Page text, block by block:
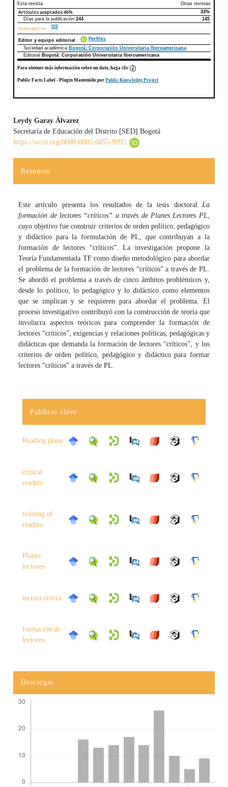
Esta revista Otras revistas
Artículos aceptados46%
33%
Días para la publicación244 145
Indexado en GS
Editor y equipo editorial
Perfiles
Sociedad académica Bogotá: Corporación Universitaria Iberoamericana
Editorial
Bogotá: Corporación Universitaria Iberoamericana
Para obtener más información sobre un dato, haga clic
Public Facts Label - Plugin Mantenido porPublic Knowledge Project
Contenido principal del artículo
Leydy Garay Álvarez
Secretaría de Educación del Distrito [SED] Bogotá
https://orcid.org/0000-0002-6055-9995
Resumen
Este artículo presenta los resultados de la tesis doctoral La
formación de lectores “críticos” a través de Planes Lectores PL,
cuyo objetivo fue construir criterios de orden político, pedagógico
y didáctico para la formulación de PL, que contribuyan a la
formación de lectores “críticos”. La investigación propone la
Teoría Fundamentada TF como diseño metodológico para abordar
el problema de la formación de lectores “críticos” a través de PL.
Se abordó el problema a través de cinco ámbitos problémicos y,
desde lo político, lo pedagógico y lo didáctico como elementos
que se implican y se requieren para abordar el problema. El
proceso investigativo contribuyó con la construcción de teoría que
involucra aspectos teóricos para comprender la formación de
lectores “críticos”, exigencias y relaciones políticas, pedagógicas y
didácticas que demanda la formación de lectores “críticos”, y los
criterios de orden político, pedagógico y didáctico para formar
lectores “críticos” a través de PL.
Palabras clave:
Reading plans
critical
readers
training of
readers
Planes
lectores
lectura crítica
formación de
lectores
Descargas